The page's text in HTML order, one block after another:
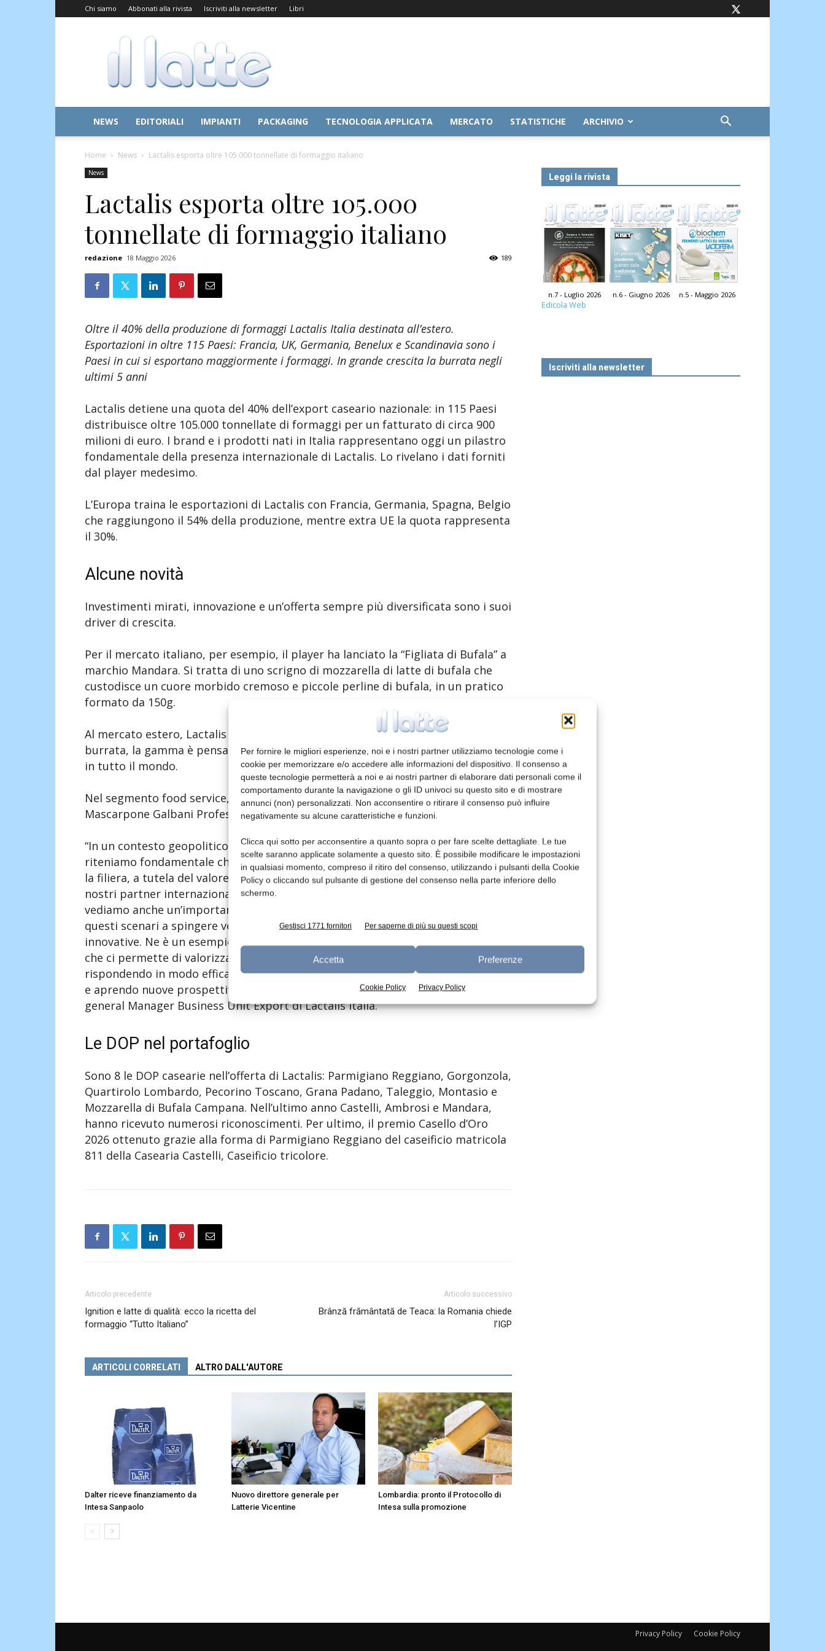
Per fornire le migliori esperienze, noi e i nostri partner utilizziamo tecnologie come i
cookie per memorizzare e/o accedere alle informazioni del dispositivo. Il consenso a
queste tecnologie permetterà a noi e ai nostri partner di elaborare dati personali come il
comportamento durante la navigazione o gli ID univoci su questo sito e di mostrare
annunci (non) personalizzati. Non acconsentire o ritirare il consenso può influire
negativamente su alcune caratteristiche e funzioni.
Clicca qui sotto per acconsentire a quanto sopra o per fare scelte dettagliate. Le tue
scelte saranno applicate solamente a questo sito. È possibile modificare le impostazioni
in qualsiasi momento, compreso il ritiro del consenso, utilizzando i pulsanti della Cookie
Policy o cliccando sul pulsante di gestione del consenso nella parte inferiore dello
schermo.
Gestisci 1771 fornitori Per saperne di più su questi scopi
Accetta Preferenze
Cookie Policy Privacy Policy
Chi siamo Abbonati alla rivista Iscriviti alla newsletter Libri
Il
Latte
NEWS EDITORIALI IMPIANTI PACKAGING TECNOLOGIA APPLICATA MERCATO STATISTICHE ARCHIVIO
Home News Lactalis esporta oltre 105.000 tonnellate di formaggio italiano
News
Lactalis esporta oltre 105.000
tonnellate di formaggio italiano
redazione 18 Maggio 2026 189
Oltre il 40% della produzione di formaggi Lactalis Italia destinata all’estero.
Esportazioni in oltre 115 Paesi: Francia, UK, Germania, Benelux e Scandinavia sono i
Paesi in cui si esportano maggiormente i formaggi. In grande crescita la burrata negli
ultimi 5 anni
Lactalis detiene una quota del 40% dell’export caseario nazionale: in 115 Paesi
distribuisce oltre 105.000 tonnellate di formaggi per un fatturato di circa 900
milioni di euro. I brand e i prodotti nati in Italia rappresentano oggi un pilastro
fondamentale della presenza internazionale di Lactalis. Lo rivelano i dati forniti
dal player medesimo.
L’Europa traina le esportazioni di Lactalis con Francia, Germania, Spagna, Belgio
che raggiungono il 54% della produzione, mentre extra UE la quota rappresenta
il 30%.
Alcune novità
Investimenti mirati, innovazione e un’offerta sempre più diversificata sono i suoi
driver di crescita.
Per il mercato italiano, per esempio, il player ha lanciato la “Figliata di Bufala” a
marchio Mandara. Si tratta di uno scrigno di mozzarella di latte di bufala che
custodisce un cuore morbido cremoso e piccole perline di bufala, in un pratico
formato da 150g.
Al mercato estero, Lactalis dedica la linea frozen. Composta da mozzarella e
burrata, la gamma è pensata per consentire di raggiungere i clienti foodservice
in tutto il mondo.
Nel segmento food service, l’offerta si amplia anche con il lancio del nuovo
Mascarpone Galbani Professionale da 1 kg e la mozzarella infusa al basilico.
“In un contesto geopolitico caratterizzato da una forte volatilità dei mercati,
riteniamo fondamentale che le aziende gestiscano questa complessità con tutta
la filiera, a tutela del valore del brand e della fiducia costruita nel tempo con i
nostri partner internazionali. Ma guardando oltre la complessità del momento,
vediamo anche un’importante opportunità: è proprio la pressione generata da
questi scenari a spingere verso una ricerca più accelerata di soluzioni
innovative. Ne è un esempio concreto il lancio della nostra nuova linea Frozen,
che ci permette di valorizzare alcune delle nostre eccellenze del Made in Italy,
rispondendo in modo efficace alle criticità logistiche oggi sempre più frequenti
e aprendo nuove prospettive commerciali” commenta Mauro Frantellizzi,
general Manager Business Unit Export di Lactalis Italia.
Le DOP nel portafoglio
Sono 8 le DOP casearie nell’offerta di Lactalis: Parmigiano Reggiano, Gorgonzola,
Quartirolo Lombardo, Pecorino Toscano, Grana Padano, Taleggio, Montasio e
Mozzarella di Bufala Campana. Nell’ultimo anno Castelli, Ambrosi e Mandara,
hanno ricevuto numerosi riconoscimenti. Per ultimo, il premio Casello d’Oro
2026 ottenuto grazie alla forma di Parmigiano Reggiano del caseificio matricola
811 della Casearia Castelli, Caseificio tricolore.
Articolo precedente
Ignition e latte di qualità: ecco la ricetta del
formaggio “Tutto Italiano”
Articolo successivo
Brânză frământată de Teaca: la Romania chiede
l’IGP
ARTICOLI CORRELATI ALTRO DALL'AUTORE
Dalter riceve finanziamento da
Intesa Sanpaolo
Nuovo direttore generale per
Latterie Vicentine
Lombardia: pronto il Protocollo di
Intesa sulla promozione
Leggi la rivista
n.7 - Luglio 2026 n.6 - Giugno 2026 n.5 - Maggio 2026
Edicola Web
Iscriviti alla newsletter
Privacy Policy Cookie Policy